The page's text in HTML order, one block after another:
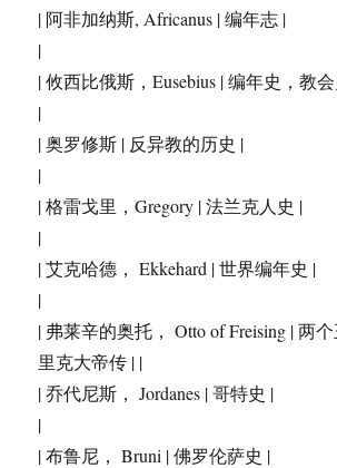
| 阿非加纳斯, Africanus | 编年志 |
|
| 攸西比俄斯，Eusebius | 编年史，教
|
| 奥罗修斯 | 反异教的历史 |
|
| 格雷戈里，Gregory | 法兰克人史 |
|
| 艾克哈德， Ekkehard | 世界编年史 |
|
| 弗莱辛的奥托， Otto of Freising | 两
里克大帝传 | |
| 乔代尼斯， Jordanes | 哥特史 |
|
| 布鲁尼， Bruni | 佛罗伦萨史 |